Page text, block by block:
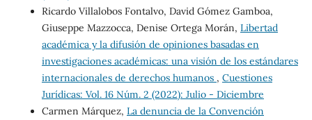
Ricardo Villalobos Fontalvo, David Gómez Gamboa,
Giuseppe Mazzocca, Denise Ortega Morán, Libertad
académica y la difusión de opiniones basadas en
investigaciones académicas: una visión de los estándares
internacionales de derechos humanos , Cuestiones
Jurídicas: Vol. 16 Núm. 2 (2022): Julio - Diciembre
Carmen Márquez, La denuncia de la Convención